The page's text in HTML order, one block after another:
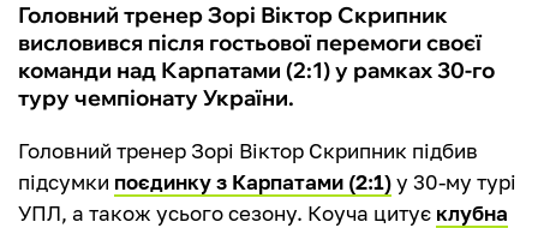
Головний тренер Зорі Віктор Скрипник
висловився після гостьової перемоги своєї
команди над Карпатами (2:1) у рамках 30-го
туру чемпіонату України.
Головний тренер Зорі Віктор Скрипник підбив
підсумки поєдинку з Карпатами (2:1)у 30-му турі
УПЛ, а також усього сезону. Коуча цитує клубна